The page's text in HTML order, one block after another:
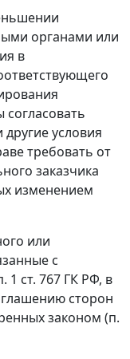
органами или
в
условия
требовать от
заказчика
изменением
или
с
1 ст. 767 ГК РФ, в
сторон
законом (п.